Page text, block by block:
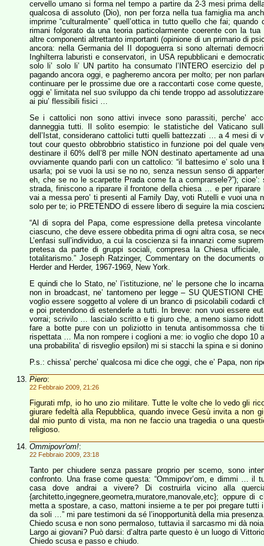
cervello umano si forma nel tempo a partire da 2-3 mesi prima
qualcosa di assoluto (Dio), non per forza nella tua famiglia ma
imprime “culturalmente” quell’ottica in tutto quello che fai;
rimani folgorato da una teoria particolarmente coerente con la
altre componenti altrettanto importanti (opinione di un primario di
ancora: nella Germania del II dopoguerra si sono alternati
Inghilterra laburisti e conservatori, in USA repubblicani e
solo li’ solo li’ UN partito ha consumato l’INTERO esercizio
pagando ancora oggi, e pagheremo ancora per molto; per non
continuare per le prossime due ore a raccontarti cose come
oggi e’ limitata nel suo sviluppo da chi tende troppo ad
ai piu’ flessibili fisici …
Se i cattolici non sono attivi invece sono parassiti, perche’
danneggia tutti. Il solito esempio: le statistiche del Vaticano
dell’Istat, considerano cattolici tutti quelli battezzati … a 4 mesi
tout cour questo obbrobbrio statistico in funzione poi del quale
destinare il 60% dell’8 per mille NON destinato apertamente ad
ovviamente quando parli con un cattolico: “il battesimo e’ solo
usarla; poi se vuoi la usi se no no, senza nessun senso di
eh, che se no le scarpette Prada come fa a comprarsele?”);
strada, finiscono a riparare il frontone della chiesa … e per
vai a messa pero’ ti presenti al Family Day, voti Rutelli e vuoi
solo per te; io PRETENDO di essere libero di seguire la mia
“Al di sopra del Papa, come espressione della pretesa
ciascuno, che deve essere obbedita prima di ogni altra cosa, se
L’enfasi sull’individuo, a cui la coscienza si fa innanzi come
pretesa da parte di gruppi sociali, compresa la Chiesa
totalitarismo.” Joseph Ratzinger, Commentary on the
Herder and Herder, 1967-1969, New York.
E quindi che lo Stato, ne’ l’istituzione, ne’ le persone che lo
non in broadcast, ne’ tantomeno per legge – SU QUESTIONI
voglio essere soggetto al volere di un branco di psicolabili codardi
e poi pretendono di estenderle a tutti. In breve: non vuoi essere
vorrai; scrivilo … lascialo scritto e ti giuro che, a meno siamo
fare a botte pure con un poliziotto in tenuta antisommossa che
rispettata … Ma non rompere i coglioni a me: io voglio che dopo 10
una probabilita’ di risveglio epsilon) mi si stacchi la spina e si
P.s.: chissa’ perche’ qualcosa mi dice che oggi, che e’ Papa, non
Piero:
22 Febbraio 2009, 21:26
Figurati mfp, io ho uno zio militare. Tutte le volte che lo vedo gli
giurare fedeltà alla Repubblica, quando invece Gesù invita a non
dal mio punto di vista, ma non ne faccio una tragedia o una
religioso.
Ommipovr'om!:
22 Febbraio 2009, 23:18
Tanto per chiudere senza passare proprio per scemo, sono
confronto. Una frase come questa: “Ommipovr’om, e dimmi … il
casa dove andrai a vivere? Di costruirla vicino alla
{architetto,ingegnere,geometra,muratore,manovale,etc}; oppure
metta a spostare, a caso, mattoni insieme a te per poi pregare
da soli …” mi pare testimoni da sé l’inopportunità della mia
Chiedo scusa e non sono permaloso, tuttavia il sarcasmo mi dà
Largo ai giovani? Può darsi: d’altra parte questo è un luogo di
Chiedo scusa e passo e chiudo.